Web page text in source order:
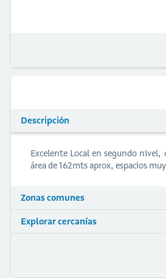
Descripción
Excelente Local en segundo
área de 162mts aprox, espacios
Zonas comunes
Explorar cercanías